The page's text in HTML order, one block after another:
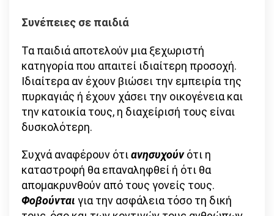
Συνέπειες σε παιδιά
Τα παιδιά αποτελούν μια ξεχωριστή
κατηγορία που απαιτεί ιδιαίτερη προσοχή.
Ιδιαίτερα αν έχουν βιώσει την εμπειρία της
πυρκαγιάς ή έχουν χάσει την οικογένεια και
την κατοικία τους, η διαχείρισή τους είναι
δυσκολότερη.
Συχνά αναφέρουν ότιανησυχούνότι η
καταστροφή θα επαναληφθεί ή ότι θα
απομακρυνθούν από τους γονείς τους.
Φοβούνται για την ασφάλεια τόσο τη δική